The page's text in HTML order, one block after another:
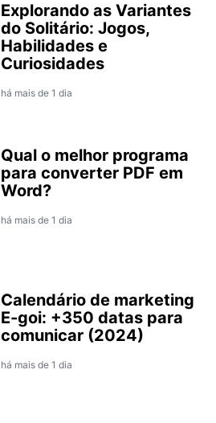
Explorando as Variantes
do Solitário: Jogos,
Habilidades e
Curiosidades
há mais de 1 dia
Qual o melhor programa
para converter PDF em
Word?
há mais de 1 dia
Calendário de marketing
E-goi: +350 datas para
comunicar (2024)
há mais de 1 dia